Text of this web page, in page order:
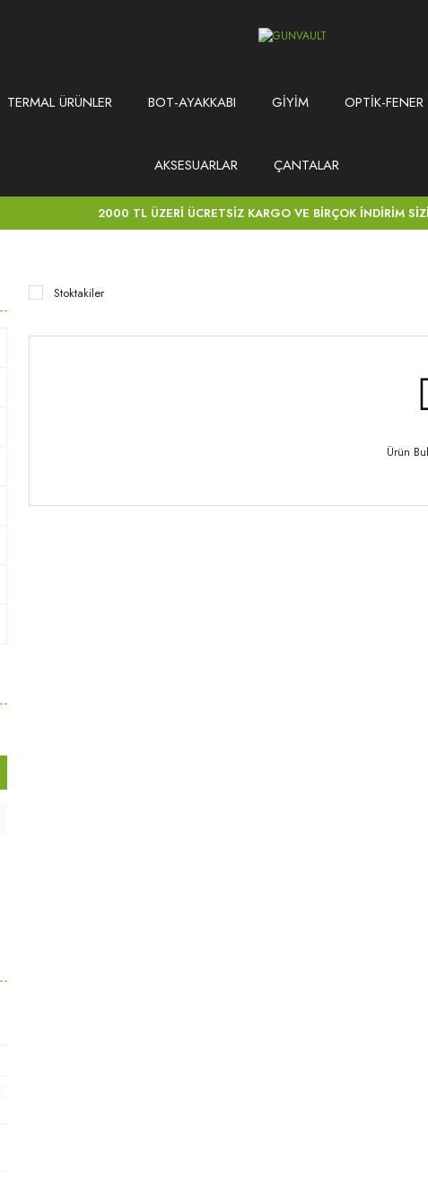
TERMAL ÜRÜNLER BOT-AYAKKABI GİYİM OPTİK-FENER
AKSESUARLAR ÇANTALAR
2000 TL ÜZERİ ÜCRETSİZ KARGO VE BİRÇOK İNDİRİM
Stoktakiler
Ürün